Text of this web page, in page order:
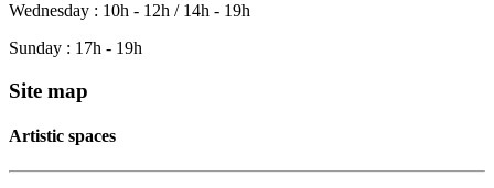
Wednesday : 10h - 12h / 14h - 19h
Sunday : 17h - 19h
Site map
Artistic spaces